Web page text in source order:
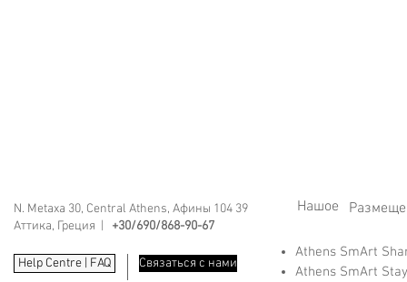
N. Metaxa 30, Central Athens, Афины 104 39
Аттика, Греция |
+30/690/868-90-67
Help Centre | FAQ Связаться с нами
Нашое
Athens SmArt
Athens SmArt